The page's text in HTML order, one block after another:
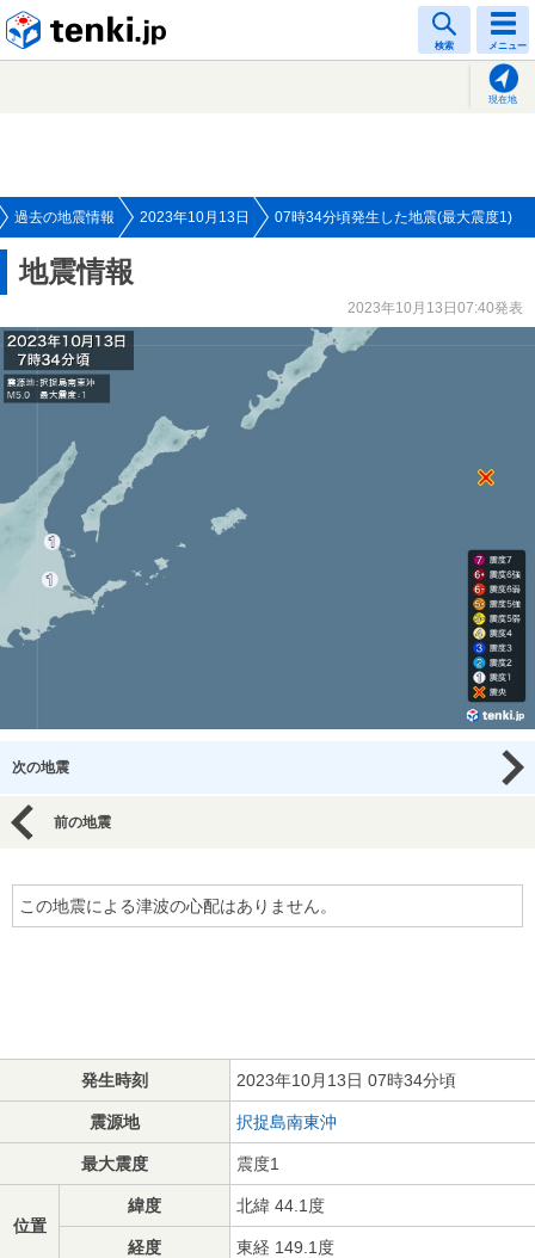
検索 メニュー
現在地
過去の地震情報 2023年10月13日 07時34分頃発生した地震(最大震度1)
地震情報
2023年10月13日07:40発表
次の地震
前の地震
この地震による津波の心配はありません。
発生時刻 2023年10月13日 07時34分頃
震源地 択捉島南東沖
最大震度 震度1
位置
緯度 北緯 44.1度
経度 東経 149.1度